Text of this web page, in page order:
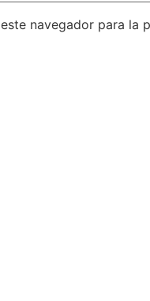
navegador para la